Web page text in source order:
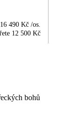
16 490 Kč /os.
12 500 Kč
bohů